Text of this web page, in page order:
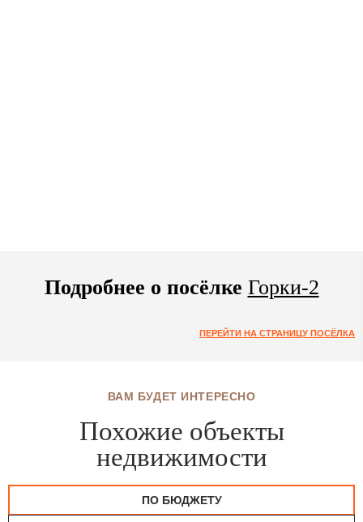
Подробнее о посёлке Горки-2
ПЕРЕЙТИ НА СТРАНИЦУ ПОСЁЛКА
ВАМ БУДЕТ ИНТЕРЕСНО
Похожие объекты
недвижимости
ПО БЮДЖЕТУ